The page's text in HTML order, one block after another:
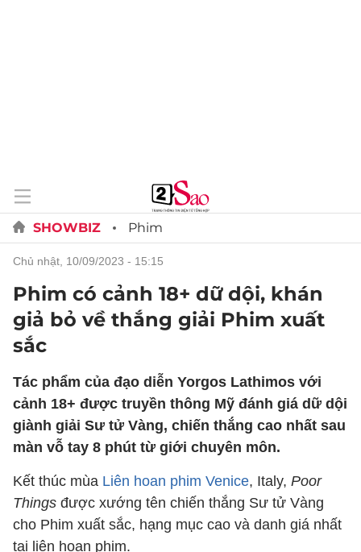
SHOWBIZ Phim
chủ nhật, 10/09/2023 - 15:15
Phim có cảnh 18+ dữ dội, khán
giả bỏ về thắng giải Phim xuất
sắc
Tác phẩm của đạo diễn Yorgos Lathimos với
cảnh 18+ được truyền thông Mỹ đánh giá dữ dội
giành giải Sư tử Vàng, chiến thắng cao nhất sau
màn vỗ tay 8 phút từ giới chuyên môn.
Kết thúc mùa Liên hoan phim Venice, Italy, Poor
Things được xướng tên chiến thắng Sư tử Vàng
cho Phim xuất sắc, hạng mục cao và danh giá nhất
tại liên hoan phim.